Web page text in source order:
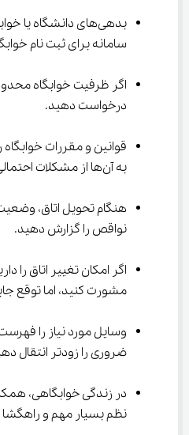
بدهی‌های دانشگاه یا
سامانه برای ثبت نام
درخواست دهید.
قوانین و مقررات خوابگاه
به آن‌ها از مشکلات احتمالی پیشگیری نمایید.
هنگام تحویل اتاق،
نواقص را گزارش دهید.
اگر امکان تغییر اتاق را
مشورت کنید، اما توقع
وسایل مورد نیاز را
ضروری را زودتر انتقال
نظم بسیار مهم و